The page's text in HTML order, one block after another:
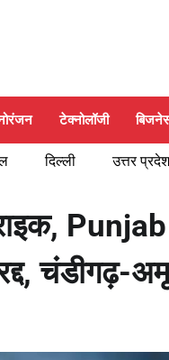
टेक्नोलॉजी
दिल्ली उत्तर प्रदेश
चंडीगढ़-